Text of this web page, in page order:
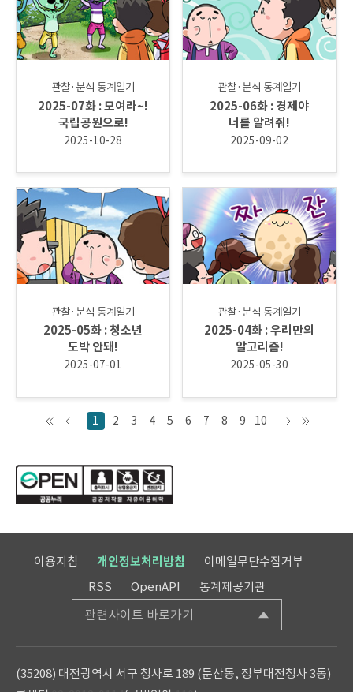
관찰·분석 통계일기
2025-07화 : 모여라~!
국립공원으로!
2025-10-28
관찰·분석 통계일기
2025-06화 : 경제야
너를 알려줘!
2025-09-02
관찰·분석 통계일기
2025-05화 : 청소년
도박 안돼!
2025-07-01
관찰·분석 통계일기
2025-04화 : 우리만의
알고리즘!
2025-05-30
1 2 3 4 5 6 7 8 9 10
이용지침 개인정보처리방침
이메일무단수집거부
RSS
OpenAPI 통계제공기관
관련사이트 바로가기
(35208) 대전광역시 서구 청사로 189 (둔산동, 정부대전청사 3동)